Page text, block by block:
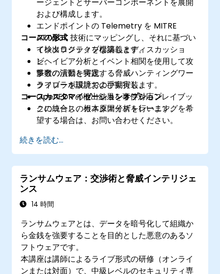
および構成します。
エンドポイントの Telemetry を MITRE
ATT&CK 技術にマッピングし、それに基づい
て検出ロジックを構築します。
ビヘイビア分析とイベント相関を使用して攻
撃者の活動を特定する脅威ハンティングワー
クフローを設計および実行します。
OpenEDR の検出結果を事件対応プレイブッ
クに統合し、根本原因分析を行います。
コースの形式
インタラクティブな講義とディスカッショ
ン。
多数の演習と実践。
ライブラボ環境での手動実装。
コースカスタマイゼーションオプション
このコースのカスタマイズトレーニングを希
望する場合は、お問い合わせください。
続きを読む...
ランサムウェア：交渉術と脅威インテリジェ
ンス
14 時間
ランサムウェアとは、データを暗号化して組織か
ら金銭を強要することを目的とした悪意のあるソ
フトウェアです。
本講座は講師によるライブ形式の研修（オンライ
ンまたは対面）で、中級レベルのセキュリティ専